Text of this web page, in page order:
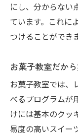
にし、分からない
ています。これに
つけることができ
お菓子教室だか
お菓子教室では、
べるプログラムが
けには基本のクッ
易度の高いスイー